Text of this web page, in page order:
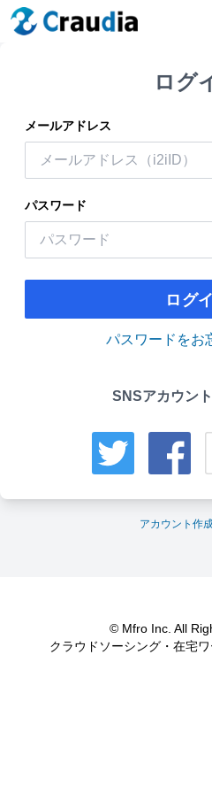
ログ
メールアドレス
パスワード
ログ
パスワードをお
SNSアカウン
アカウント作
© Mfro Inc. All
クラウドソーシング・在宅